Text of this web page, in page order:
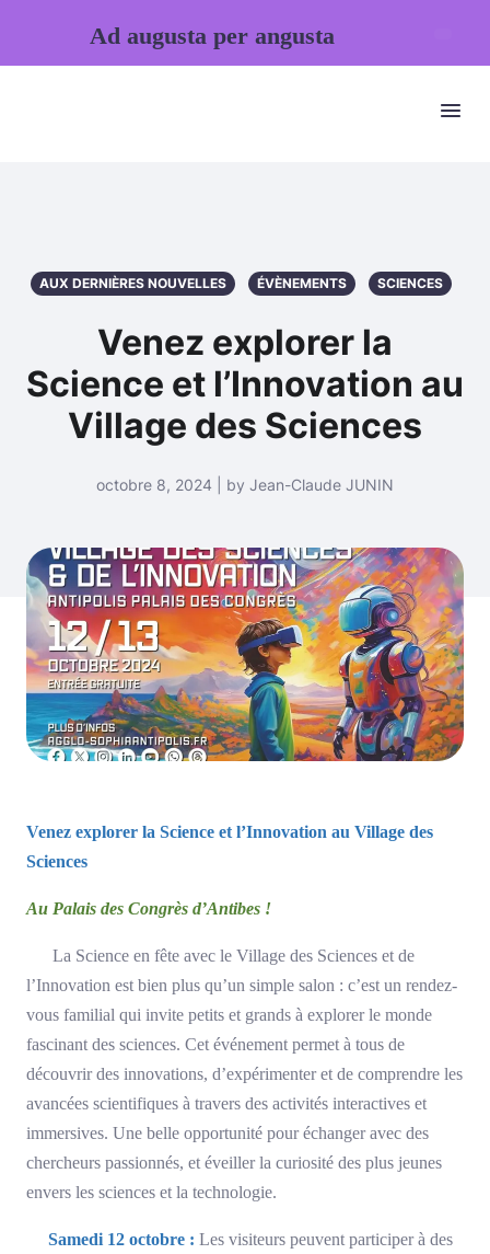
AUX DERNIÈRES NOUVELLES ÉVÈNEMENTS SCIENCES
Venez explorer la
Science et l’Innovation au
Village des Sciences
octobre 8, 2024 | by Jean-Claude JUNIN
Venez explorer la Science et l’Innovation au Village des
Sciences
Au Palais des Congrès d’Antibes !
La Science en fête avec le Village des Sciences et de
l’Innovation est bien plus qu’un simple salon : c’est un rendez-
vous familial qui invite petits et grands à explorer le monde
fascinant des sciences. Cet événement permet à tous de
découvrir des innovations, d’expérimenter et de comprendre les
avancées scientifiques à travers des activités interactives et
immersives. Une belle opportunité pour échanger avec des
chercheurs passionnés, et éveiller la curiosité des plus jeunes
envers les sciences et la technologie.
Samedi 12 octobre : Les visiteurs peuvent participer à des
Ad augusta per angusta